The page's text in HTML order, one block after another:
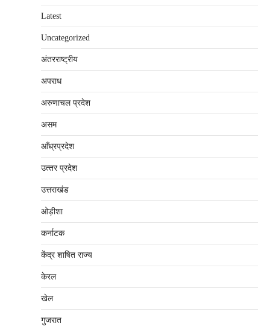
Latest
Uncategorized
अंतरराष्‍ट्रीय
अपराध
अरुणाचल प्रदेश
असम
आँध्रप्रदेश
उत्‍तर प्रदेश
उत्तराखंड
ओड़ीशा
कर्नाटक
केंद्र शाषित राज्य
केरल
खेल
गुजरात